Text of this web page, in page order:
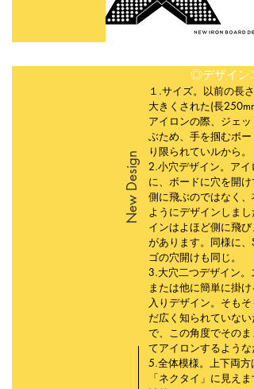
New Design
​◎デザイン
１.サイズ。以前の長
大きくされた(長
アイロンの際、ジェッ
ぶため、手を掴むボー
り限られていルから。
2.小穴デザイン。アイ
に、ボードに穴を開け
側に飛ぶのではなく、
ようにデザインしまし
インはよほど側に飛び
があります。同様に、
ゴの穴開けも同じ。
3.大穴二つデザイン。
または他に簡単に掛け
入りデザイン。そもそ
だ広く知られていない
で、この角度でそのま
てアイロンするような
5.全体模様。上下両方
「ネクタイ」に見え